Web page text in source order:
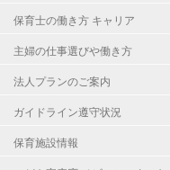
保育士の働き方 キャリア
主婦の仕事選びや働き方
法人プランのご案内
ガイドライン遵守状況
保育施設情報